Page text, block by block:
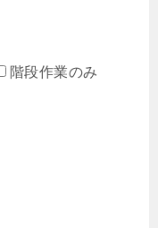
階段作業のみ